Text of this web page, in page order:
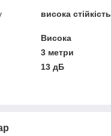
висока стійкість
Висока
3 метри
13 дБ